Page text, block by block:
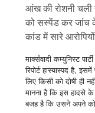
आंख की रोशनी चली
को सस्पेंड कर जांच
कांड में सारे
मार्क्सवादी कम्युनिस्ट
रिपोर्ट हास्यास्पद है,
लिए किसी को दोषी ही
मानना है कि इस हादसे के
बजह है कि उसने अपने को